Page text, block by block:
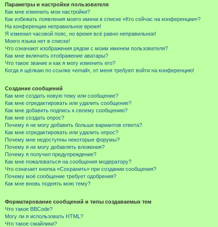
Параметры и настройки пользователя
Как мне изменить мои настройки?
Как избежать появления моего имени в списке «Кто сейчас на конференции»?
На конференции неправильное время!
Я изменил часовой пояс, но время всё равно неправильное!
Моего языка нет в списке!
Что означают изображения рядом с моим именем пользователя?
Как мне включить отображение аватары?
Что такое звание и как я могу изменить его?
Когда я щёлкаю по ссылке «email», от меня требуют войти на конференцию!
Создание сообщений
Как мне создать новую тему или сообщение?
Как мне отредактировать или удалить сообщение?
Как мне добавить подпись к своему сообщению?
Как мне создать опрос?
Почему я не могу добавить больше вариантов ответа?
Как мне отредактировать или удалить опрос?
Почему мне недоступны некоторые форумы?
Почему я не могу добавлять вложения?
Почему я получил предупреждение?
Как мне пожаловаться на сообщения модератору?
Что означает кнопка «Сохранить» при создании сообщения?
Почему моё сообщение требует одобрения?
Как мне вновь поднять мою тему?
Форматирование сообщений и типы создаваемых тем
Что такое BBCode?
Могу ли я использовать HTML?
Что такое смайлики?